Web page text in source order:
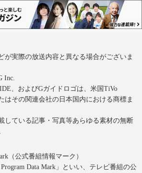
が実際の放送内容と異なる場合がございま
Inc.
、およびGガイドロゴは、米国TiVo
はその関連会社の日本国内における商標ま
している記事・写真等あらゆる素材の無断
（公式番組情報マーク）
Data Mark」といい、テレビ番組の公